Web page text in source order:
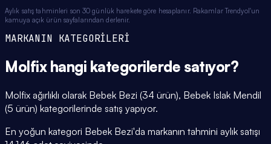
Aylık satış tahminleri son 30 günlük harekete göre hesaplanır. Rakamlar Trendyol'un
kamuya açık ürün sayfalarından derlenir.
MARKANIN KATEGORİLERİ
Molfixhangi kategorilerde satıyor?
Molfix ağırlıklı olarak Bebek Bezi (34 ürün), Bebek Islak Mendil
(5 ürün) kategorilerinde satış yapıyor.
En yoğun kategori Bebek Bezi'da markanın tahmini aylık satışı